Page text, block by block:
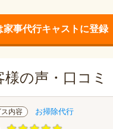
家事代行キャストに登録
様の声・口コミ
内容 お掃除代行